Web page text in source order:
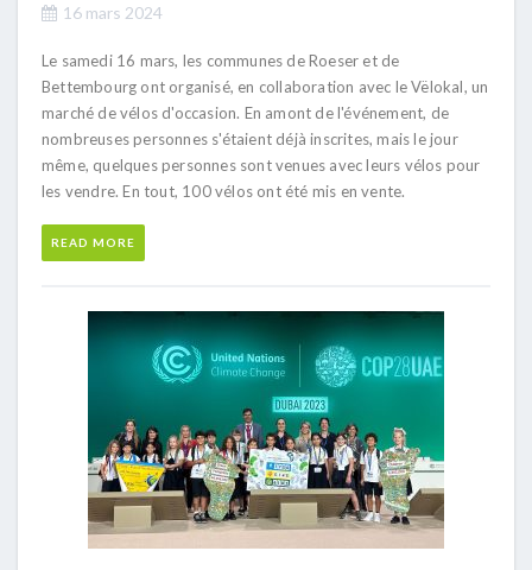
16 mars 2024
Le samedi 16 mars, les communes de Roeser et de
Bettembourg ont organisé, en collaboration avec le Vëlokal, un
marché de vélos d'occasion. En amont de l'événement, de
nombreuses personnes s'étaient déjà inscrites, mais le jour
même, quelques personnes sont venues avec leurs vélos pour
les vendre. En tout, 100 vélos ont été mis en vente.
READ MORE